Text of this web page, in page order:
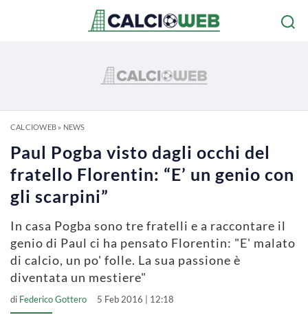
CALCIOWEB» NEWS
Paul Pogba visto dagli occhi del
fratello Florentin: “E’ un genio con
gli scarpini”
In casa Pogba sono tre fratelli e a raccontare il
genio di Paul ci ha pensato Florentin: "E' malato
di calcio, un po' folle. La sua passione è
diventata un mestiere"
di Federico Gottero 5 Feb 2016 | 12:18